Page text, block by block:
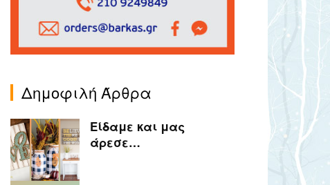
Δημοφιλή Άρθρα
Είδαμε και μας
άρεσε…